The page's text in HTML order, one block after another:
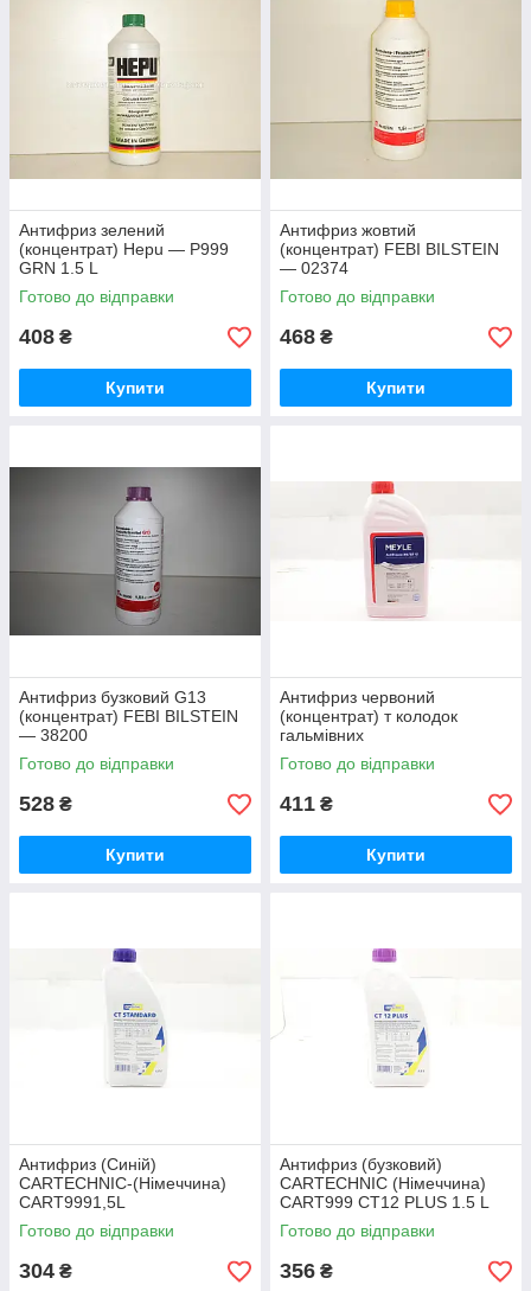
Антифриз зелений
(концентрат) Hepu — P999
GRN 1.5 L
Готово до відправки
408 ₴
Купити
Антифриз жовтий
(концентрат) FEBI BILSTEIN
— 02374
Готово до відправки
468 ₴
Купити
Антифриз бузковий G13
(концентрат) FEBI BILSTEIN
— 38200
Готово до відправки
528 ₴
Купити
Антифриз червоний
(концентрат) т колодок
гальмівних
передніх(Німеччина)
0140169300
Готово до відправки
411 ₴
Купити
Антифриз (Синій)
CARTECHNIC-(Німеччина)
CART9991,5L
Готово до відправки
304 ₴
Антифриз (бузковий)
CARTECHNIC (Німеччина)
CART999 CT12 PLUS 1.5 L
Готово до відправки
356 ₴